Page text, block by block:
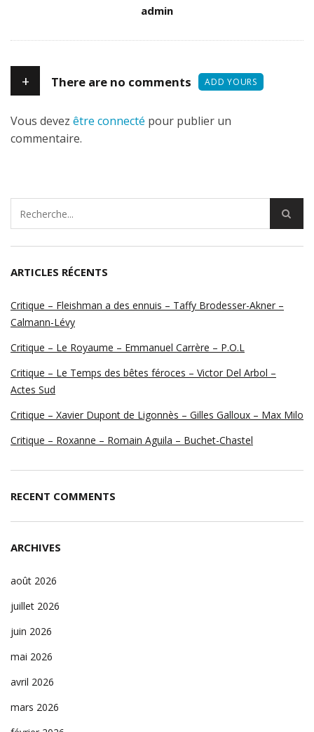
admin
+ There are no comments ADD YOURS
Vous devez être connecté pour publier un
commentaire.
ARTICLES RÉCENTS
Critique – Fleishman a des ennuis – Taffy Brodesser-Akner –
Calmann-Lévy
Critique – Le Royaume – Emmanuel Carrère – P.O.L
Critique – Le Temps des bêtes féroces – Victor Del Arbol –
Actes Sud
Critique – Xavier Dupont de Ligonnès – Gilles Galloux – Max Milo
Critique – Roxanne – Romain Aguila – Buchet-Chastel
RECENT COMMENTS
ARCHIVES
août 2026
juillet 2026
juin 2026
mai 2026
avril 2026
mars 2026